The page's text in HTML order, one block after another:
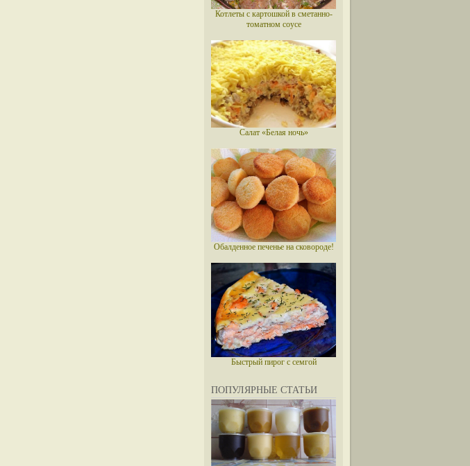
Котлеты с картошкой в сметанно-
томатном соусе
Салат «Белая ночь»
Обалденное печенье на сковороде!
Быстрый пирог с семгой
ПОПУЛЯРНЫЕ СТАТЬИ